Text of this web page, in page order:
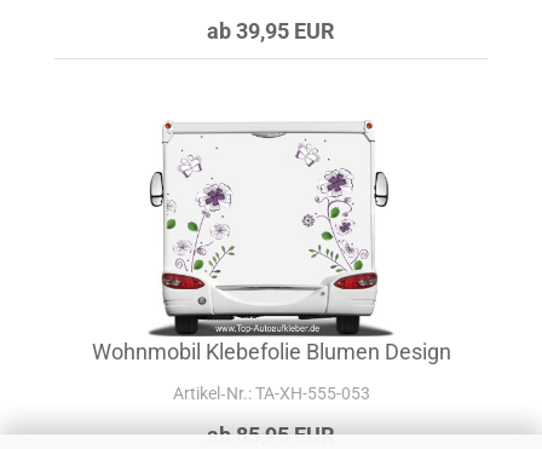
ab 39,95 EUR
Wohnmobil Klebefolie Blumen Design
Artikel‑Nr.: TA-XH-555-053
ab 85,95 EUR